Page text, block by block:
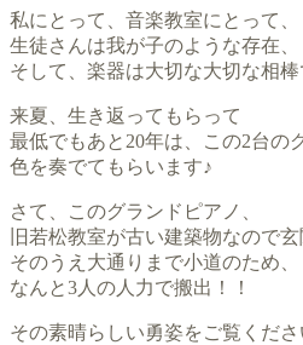
私にとって、音楽教室にとって、
生徒さんは我が子のような存在、
そして、楽器は大切な大切な相棒
来夏、生き返ってもらって
最低でもあと20年は、この2台の
色を奏でてもらいます♪
さて、このグランドピアノ、
旧若松教室が古い建築物なので玄
そのうえ大通りまで小道のため、
なんと3人の人力で搬出！！
その素晴らしい勇姿をご覧くださ